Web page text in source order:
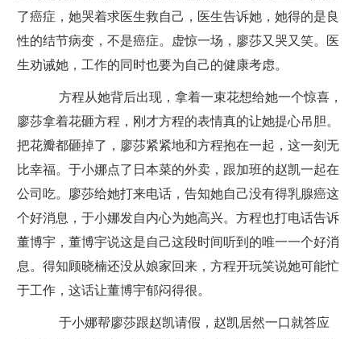
了癌症，她哭着求医生救自己，医生告诉她，她得的是良
性的结节病变，不是癌症。虚惊一场，廖莎又哭又笑。医
生劝诫她，工作的同时也要为自己的健康考虑。
方程从她背后出现，拿着一束花想给她一个惊喜，
廖莎拿着花砸方程，刚才方程的表情真的让她提心吊胆。
把花瓣都砸掉了，廖莎紧紧地和方程抱在一起，这一刻无
比幸福。于小娜点了日本菜的外卖，跟加班的赵凯一起在
公司吃。廖莎给她打来电话，告知她自己没有得乳腺癌这
个好消息，于小娜发自内心为她高兴。方程也打电话告诉
董博宇，董博宇说这是自己这段时间听到的唯一一个好消
息。得知顾晓楠还没从娘家回来，方程开玩笑说她可能忙
于工作，这话让董博宇郁闷得很。
于小娜帮廖莎跟赵凯请假，赵凯居然一口就答应